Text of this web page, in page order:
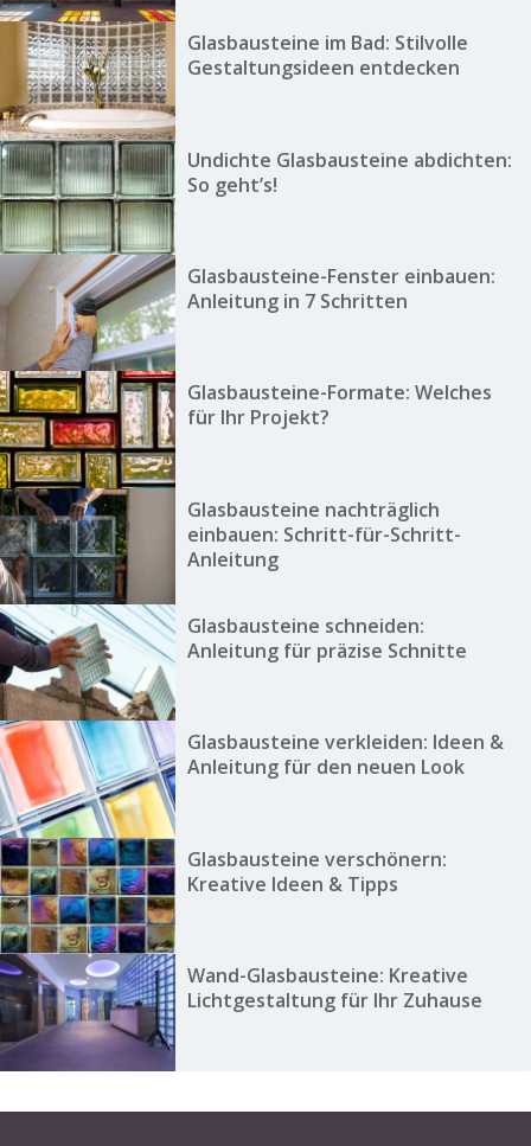
Glasbausteine im Bad: Stilvolle
Gestaltungsideen entdecken
Undichte Glasbausteine abdichten:
So geht’s!
Glasbausteine-Fenster einbauen:
Anleitung in 7 Schritten
Glasbausteine-Formate: Welches
für Ihr Projekt?
Glasbausteine nachträglich
einbauen: Schritt-für-Schritt-
Anleitung
Glasbausteine schneiden:
Anleitung für präzise Schnitte
Glasbausteine verkleiden: Ideen &
Anleitung für den neuen Look
Glasbausteine verschönern:
Kreative Ideen & Tipps
Wand-Glasbausteine: Kreative
Lichtgestaltung für Ihr Zuhause